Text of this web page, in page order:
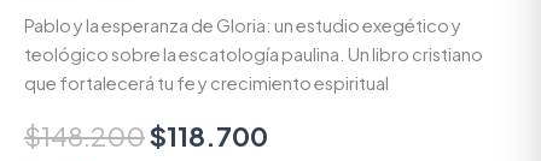
Pablo y la esperanza de Gloria: un estudio exegético y
teológico sobre la escatología paulina. Un libro cristiano
que fortalecerá tu fe y crecimiento espiritual
$148.200$118.700